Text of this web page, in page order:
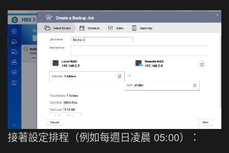
接著設定排程（例如每週日凌晨 05:00）：